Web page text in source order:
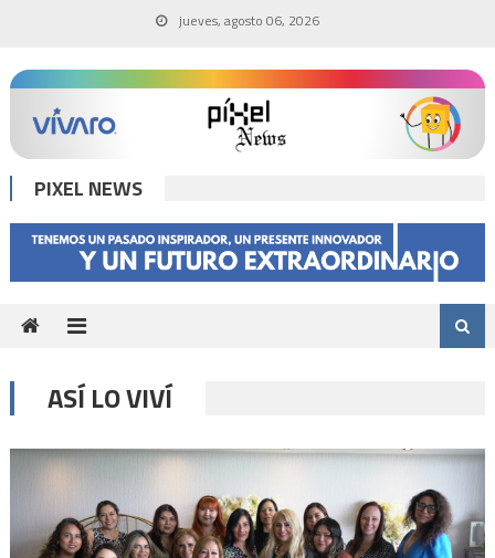
content
jueves, agosto 06, 2026
PIXEL NEWS
ASÍ LO VIVÍ